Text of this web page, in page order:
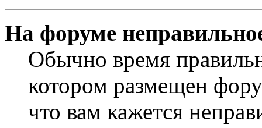
На форуме
Обычно время
котором размещен
что вам кажется